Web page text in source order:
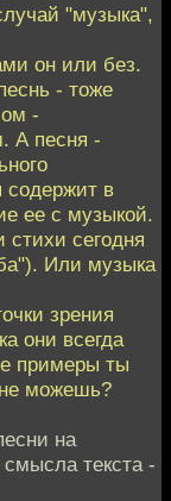
"музыка",
он или без.
- тоже
-
А песня -
содержит в
ее с музыкой.
стихи сегодня
Или музыка
зрения
они всегда
примеры ты
можешь?
на
текста -